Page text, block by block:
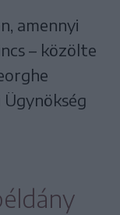
amennyi
– közölte